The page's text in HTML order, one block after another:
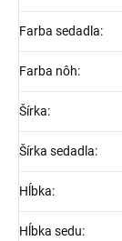
Farba sedadla:
Farba nôh:
Šírka:
Šírka sedadla:
Hĺbka:
Hĺbka sedu: